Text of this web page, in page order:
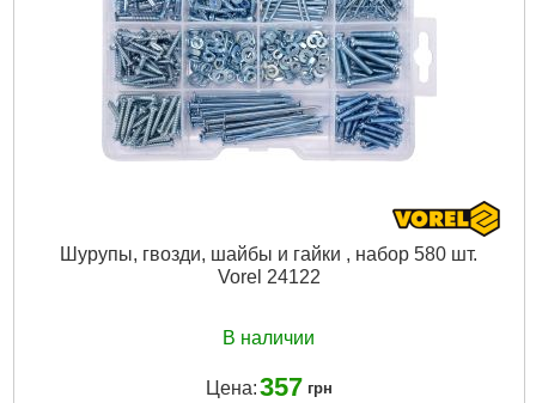
Шурупы, гвозди, шайбы и гайки , набор 580 шт.
Vorel 24122
В наличии
Цена:357 грн